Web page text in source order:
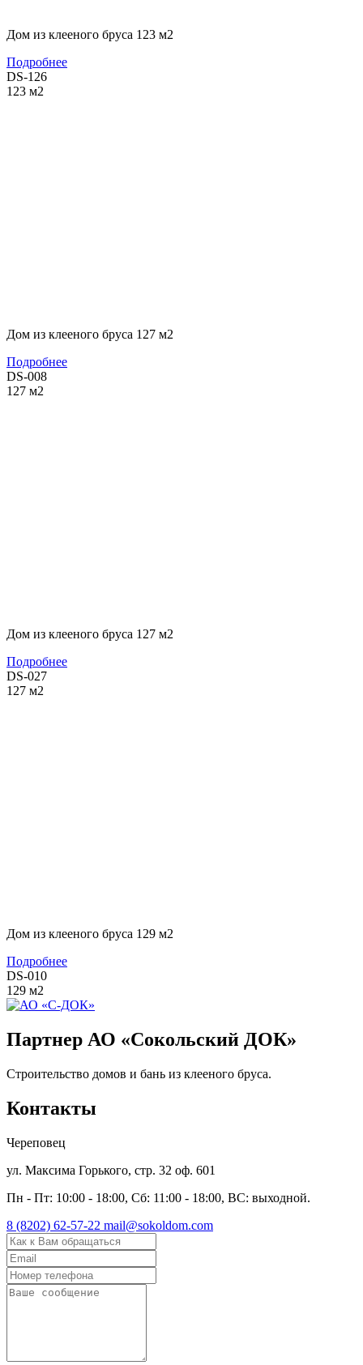
Дом из клееного бруса 123 м2
Подробнее
DS-126
123 м2
Дом из клееного бруса 127 м2
Подробнее
DS-008
127 м2
Дом из клееного бруса 127 м2
Подробнее
DS-027
127 м2
Дом из клееного бруса 129 м2
Подробнее
DS-010
129 м2
Партнер АО «Сокольский ДОК»
Строительство домов и бань из клееного бруса.
Контакты
Череповец
ул. Максима Горького, стр. 32 оф. 601
Пн - Пт: 10:00 - 18:00, Сб: 11:00 - 18:00, ВС: выходной.
8 (8202) 62-57-22 mail@sokoldom.com